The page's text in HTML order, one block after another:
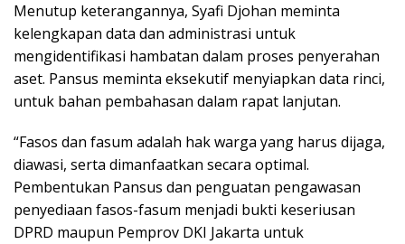
Menutup keterangannya, Syafi Djohan meminta
kelengkapan data dan administrasi untuk
mengidentifikasi hambatan dalam proses penyerahan
aset. Pansus meminta eksekutif menyiapkan data rinci,
untuk bahan pembahasan dalam rapat lanjutan.
“Fasos dan fasum adalah hak warga yang harus dijaga,
diawasi, serta dimanfaatkan secara optimal.
Pembentukan Pansus dan penguatan pengawasan
penyediaan fasos-fasum menjadi bukti keseriusan
DPRD maupun Pemprov DKI Jakarta untuk